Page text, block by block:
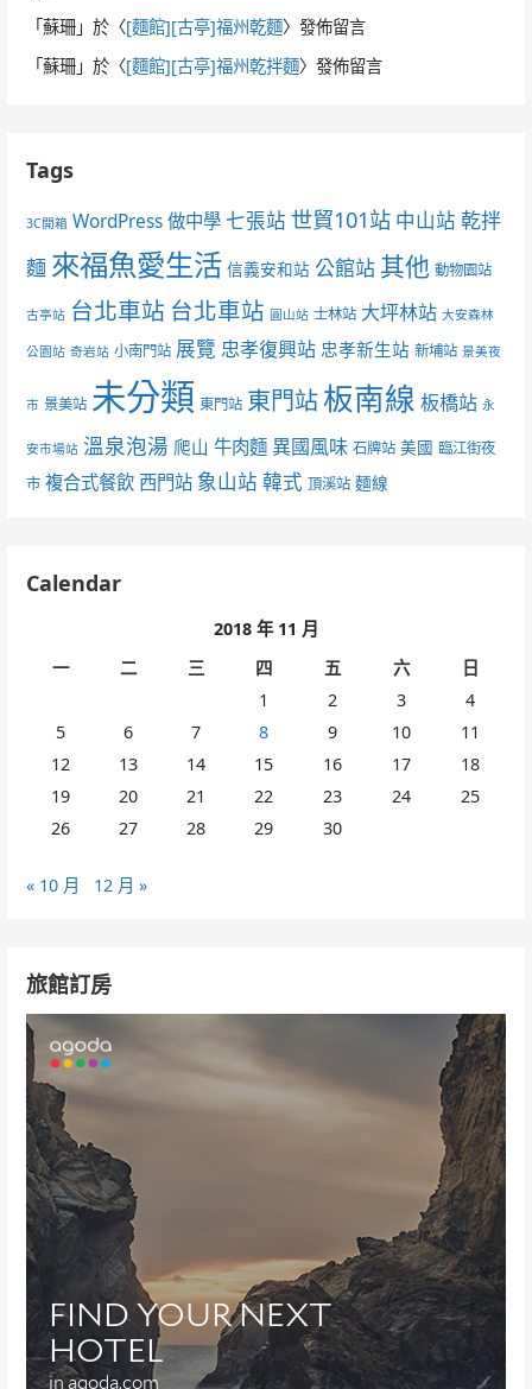
「蘇珊 」於〈[麵館][古亭]福州乾麵〉發佈留言
「蘇珊 」於〈[麵館][古亭]福州乾拌麵〉發佈留言
Tags
3C開箱 WordPress 做中學 七張站 世貿101站 中山站 乾拌
麵 來福魚愛生活 信義安和站 公館站 其他 動物園站
古亭站 台北車站 台北車站 圓山站 士林站 大坪林站 大安森林
公園站 奇岩站 小南門站 展覽 忠孝復興站 忠孝新生站 新埔站 景美夜
市 景美站 未分類 東門站 東門站板南線 板橋站 永
安市場站 溫泉泡湯 爬山 牛肉麵 異國風味 石牌站 美國 臨江街夜
市 複合式餐飲 西門站 象山站 韓式 頂溪站 麵線
Calendar
2018 年 11 月
一
二 三 四 五 六
日
1
2 3
4
5
6 7 8 9 10
11
12
13 14 15 16 17
18
19
20 21 22 23 24
25
26
27 28 29 30
« 10 月 12 月 »
旅館訂房